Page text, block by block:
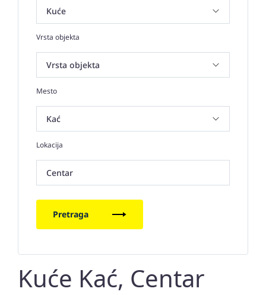
Vrsta objekta
Mesto
Lokacija
Centar
Pretraga
Kuće Kać, Centar